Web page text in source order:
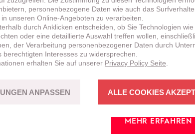
sowohl
BRENTA
CROSS-
Fahrspass mit Bikes
MEHR ERFAHREN
personenbezogene Daten wie auch das
unseren Online-Angeboten zu verarbeiten.
durch Anklicken entscheiden, ob Sie Technologien
oder eine detaillierte Auswahl treffen wollen,
der Verarbeitung personenbezogener Daten durch
berechtigten Interesses zu widersprechen.
erhalten Sie auf unserer Privacy Policy Seite
ANPASSEN ALLE COOKIES